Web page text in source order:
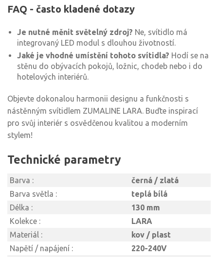
FAQ - často kladené dotazy
Je nutné měnit světelný zdroj? Ne, svítidlo má
integrovaný LED modul s dlouhou životností.
Jaké je vhodné umístění tohoto svítidla? Hodí se na
stěnu do obývacích pokojů, ložnic, chodeb nebo i do
hotelových interiérů.
Objevte dokonalou harmonii designu a funkčnosti s
nástěnným svítidlem ZUMALINE LARA. Buďte inspirací
pro svůj interiér s osvědčenou kvalitou a moderním
stylem!
Technické parametry
Barva :
černá / zlatá
Barva světla :
teplá bílá
Délka :
130 mm
Kolekce :
LARA
Materiál :
kov / plast
Napětí / napájení :
220-240V